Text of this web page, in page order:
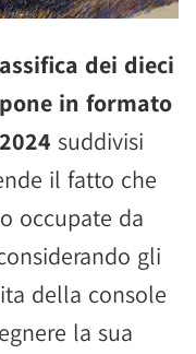
dei dieci
in formato
suddivisi
il fatto che
occupate da
gli
della console
la sua